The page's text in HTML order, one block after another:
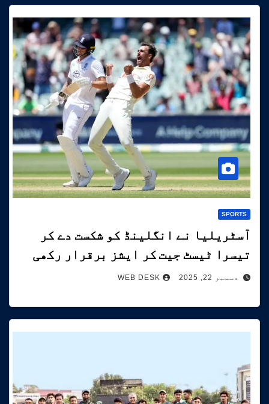
SPORTS
آسٹریلیا نے انگلینڈ کو شکست دے کر
تیسرا ٹیسٹ جیت کر ایشز برقرار رکھی
دسمبر 22, 2025 WEB DESK